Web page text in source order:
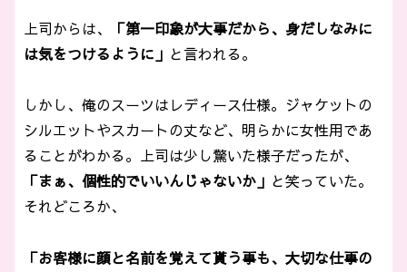
上司からは、
「第一印象が大事だから、身だしなみに
は気をつけるように」 と言われる。
しかし、俺のスーツはレディース仕様。ジャケットの
シルエットやスカートの丈など、明らかに女性用であ
ることがわかる。上司は少し驚いた様子だったが、
「まぁ、個性的でいいんじゃないか」 と笑っていた。
それどころか、
「お客様に顔と名前を覚えて貰う事も、大切な仕事の